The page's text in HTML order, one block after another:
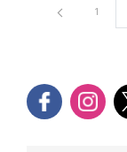
Pàgina
1